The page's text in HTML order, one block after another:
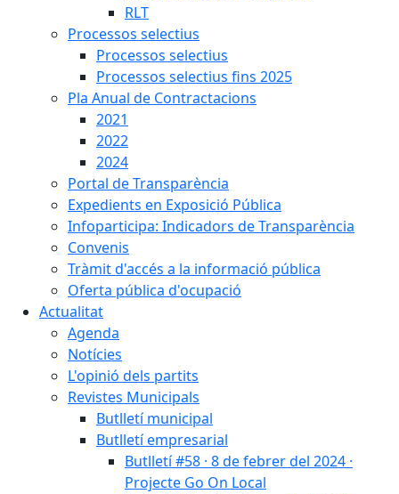
RLT
Processos selectius
Processos selectius
Processos selectius fins 2025
Pla Anual de Contractacions
2021
2022
2024
Portal de Transparència
Expedients en Exposició Pública
Infoparticipa: Indicadors de Transparència
Convenis
Tràmit d'accés a la informació pública
Oferta pública d'ocupació
Actualitat
Agenda
Notícies
L'opinió dels partits
Revistes Municipals
Butlletí municipal
Butlletí empresarial
Butlletí #58 · 8 de febrer del 2024 ·
Projecte Go On Local